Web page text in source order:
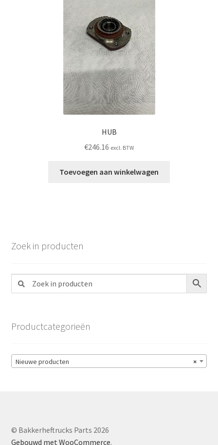
HUB
€246.16 excl. BTW
Toevoegen aan winkelwagen
Zoek in producten
Productcategorieën
×
Nieuwe producten
© Bakkerheftrucks Parts 2026
Gebouwd met WooCommerce.